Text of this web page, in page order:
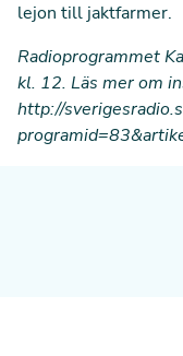
lejon till jaktfarmer.
Radioprogrammet
kl. 12. Läs mer om
http://